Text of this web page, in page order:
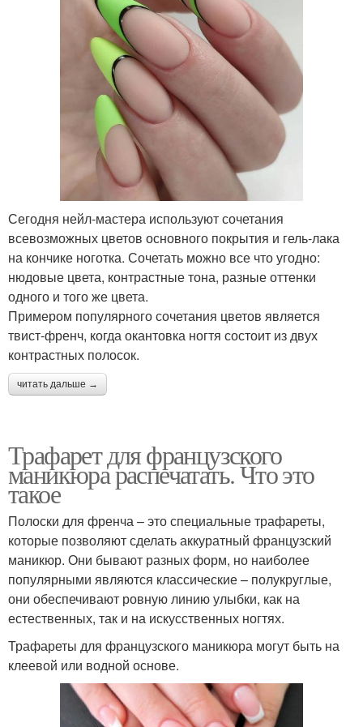
Сегодня нейл-мастера используют сочетания
всевозможных цветов основного покрытия и гель-лака
на кончике ноготка. Сочетать можно все что угодно:
нюдовые цвета, контрастные тона, разные оттенки
одного и того же цвета.
Примером популярного сочетания цветов является
твист-френч, когда окантовка ногтя состоит из двух
контрастных полосок.
читать дальше →
Трафарет для французского
маникюра распечатать. Что это
такое
Полоски для френча – это специальные трафареты,
которые позволяют сделать аккуратный французский
маникюр. Они бывают разных форм, но наиболее
популярными являются классические – полукруглые,
они обеспечивают ровную линию улыбки, как на
естественных, так и на искусственных ногтях.
Трафареты для французского маникюра могут быть на
клеевой или водной основе.